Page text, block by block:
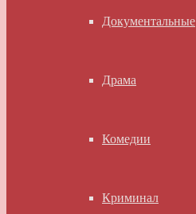
Документальные
Драма
Комедии
Криминал